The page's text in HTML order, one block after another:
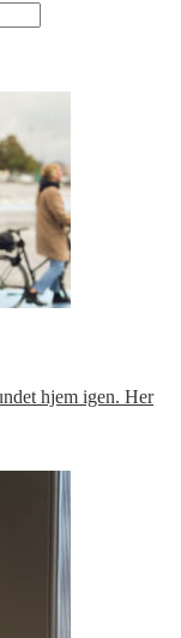
hjem igen. Her